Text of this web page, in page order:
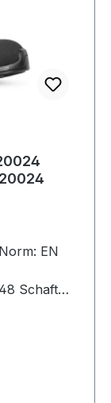
EN
Schaft